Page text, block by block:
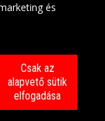
és
Csak az
alapvető sütik
elfogadása